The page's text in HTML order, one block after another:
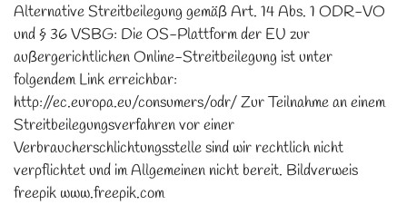
Alternative Streitbeilegung gemäß Art. 14 Abs. 1 ODR-VO
und § 36 VSBG: Die OS-Plattform der EU zur
außergerichtlichen Online-Streitbeilegung ist unter
folgendem Link erreichbar:
http://ec.europa.eu/consumers/odr/ Zur Teilnahme an einem
Streitbeilegungsverfahren vor einer
Verbraucherschlichtungsstelle sind wir rechtlich nicht
verpflichtet und im Allgemeinen nicht bereit. Bildverweis
freepik www.freepik.com